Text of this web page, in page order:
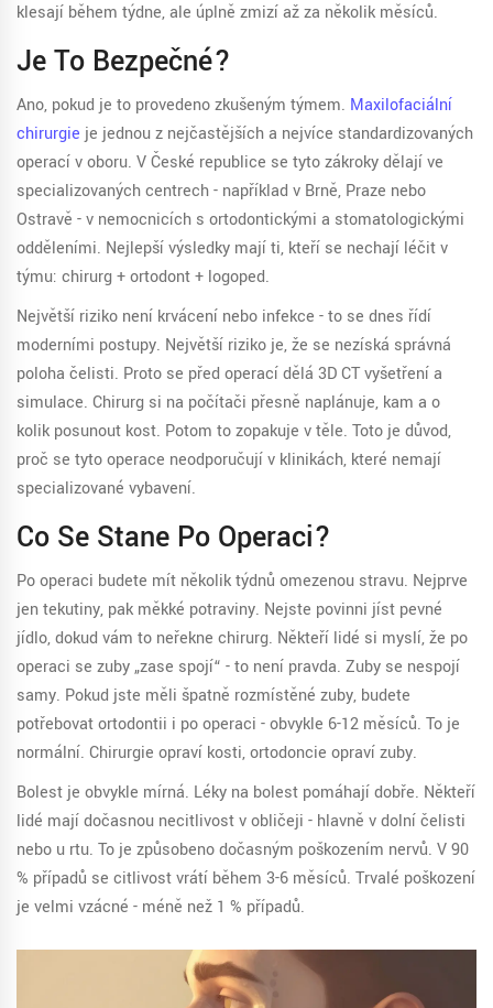
klesají během týdne, ale úplně zmizí až za několik měsíců.
Je To Bezpečné?
Ano, pokud je to provedeno zkušeným týmem. Maxilofaciální
chirurgie je jednou z nejčastějších a nejvíce standardizovaných
operací v oboru. V České republice se tyto zákroky dělají ve
specializovaných centrech - například v Brně, Praze nebo
Ostravě - v nemocnicích s ortodontickými a stomatologickými
odděleními. Nejlepší výsledky mají ti, kteří se nechají léčit v
týmu: chirurg + ortodont + logoped.
Největší riziko není krvácení nebo infekce - to se dnes řídí
moderními postupy. Největší riziko je, že se nezíská správná
poloha čelisti. Proto se před operací dělá 3D CT vyšetření a
simulace. Chirurg si na počítači přesně naplánuje, kam a o
kolik posunout kost. Potom to zopakuje v těle. Toto je důvod,
proč se tyto operace neodporučují v klinikách, které nemají
specializované vybavení.
Co Se Stane Po Operaci?
Po operaci budete mít několik týdnů omezenou stravu. Nejprve
jen tekutiny, pak měkké potraviny. Nejste povinni jíst pevné
jídlo, dokud vám to neřekne chirurg. Někteří lidé si myslí, že po
operaci se zuby „zase spojí“ - to není pravda. Zuby se nespojí
samy. Pokud jste měli špatně rozmístěné zuby, budete
potřebovat ortodontii i po operaci - obvykle 6-12 měsíců. To je
normální. Chirurgie opraví kosti, ortodoncie opraví zuby.
Bolest je obvykle mírná. Léky na bolest pomáhají dobře. Někteří
lidé mají dočasnou necitlivost v obličeji - hlavně v dolní čelisti
nebo u rtu. To je způsobeno dočasným poškozením nervů. V 90
% případů se citlivost vrátí během 3-6 měsíců. Trvalé poškození
je velmi vzácné - méně než 1 % případů.